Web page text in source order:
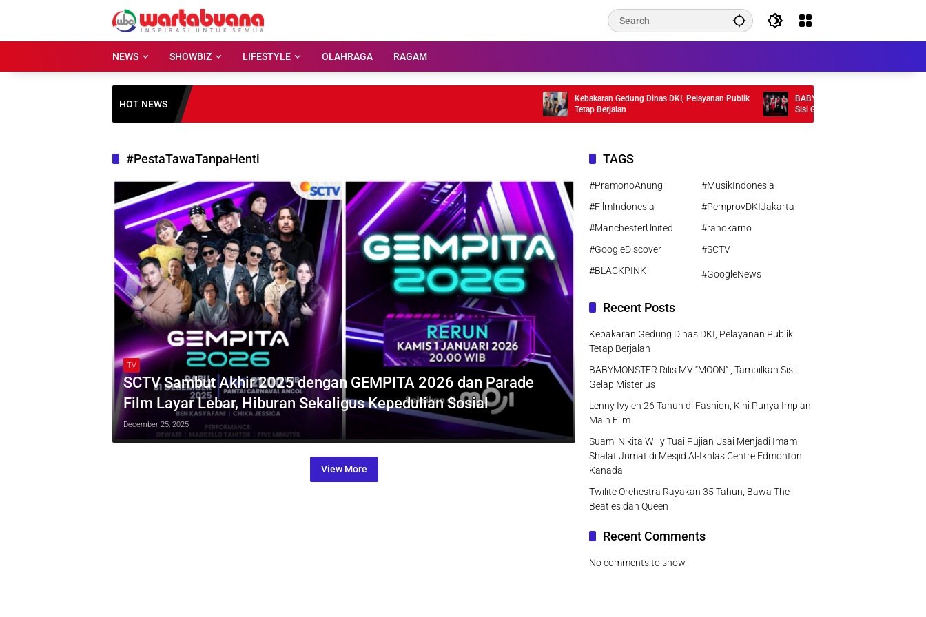
NEWS
SHOWBIZ LIFESTYLE OLAHRAGA RAGAM
HOT NEWS
Kebakaran Gedung Dinas DKI, Pelayanan Publik
Tetap Berjalan
BABYMONSTER Rilis MV “MOON” ,
Sisi Gelap Misterius
#PestaTawaTanpaHenti
TV
SCTV Sambut Akhir 2025 dengan GEMPITA 2026 dan Parade
Film Layar Lebar, Hiburan Sekaligus Kepedulian Sosial
December 25, 2025
View More
TAGS
#PramonoAnung
#MusikIndonesia
#FilmIndonesia
#PemprovDKIJakarta
#ManchesterUnited
#ranokarno
#GoogleDiscover
#SCTV
#BLACKPINK
#GoogleNews
Recent Posts
Kebakaran Gedung Dinas DKI, Pelayanan Publik
Tetap Berjalan
BABYMONSTER Rilis MV “MOON” , Tampilkan Sisi
Gelap Misterius
Lenny Ivylen 26 Tahun di Fashion, Kini Punya Impian
Main Film
Suami Nikita Willy Tuai Pujian Usai Menjadi Imam
Shalat Jumat di Mesjid Al-Ikhlas Centre Edmonton
Kanada
Twilite Orchestra Rayakan 35 Tahun, Bawa The
Beatles dan Queen
Recent Comments
No comments to show.